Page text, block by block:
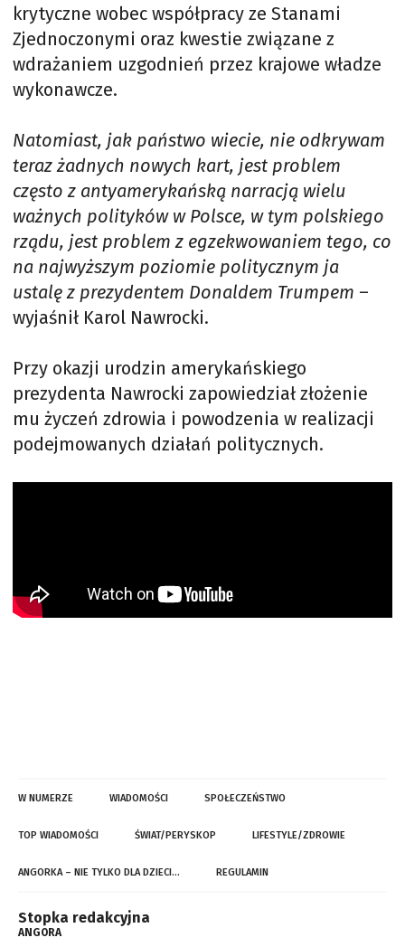
krytyczne wobec współpracy ze Stanami
Zjednoczonymi oraz kwestie związane z
wdrażaniem uzgodnień przez krajowe władze
wykonawcze.
Natomiast, jak państwo wiecie, nie odkrywam
teraz żadnych nowych kart, jest problem
często z antyamerykańską narracją wielu
ważnych polityków w Polsce, w tym polskiego
rządu, jest problem z egzekwowaniem tego, co
na najwyższym poziomie politycznym ja
ustalę z prezydentem Donaldem Trumpem –
wyjaśnił Karol Nawrocki.
Przy okazji urodzin amerykańskiego
prezydenta Nawrocki zapowiedział złożenie
mu życzeń zdrowia i powodzenia w realizacji
podejmowanych działań politycznych.
W NUMERZE WIADOMOŚCI SPOŁECZEŃSTWO
TOP WIADOMOŚCI ŚWIAT/PERYSKOP LIFESTYLE/ZDROWIE
ANGORKA – NIE TYLKO DLA DZIECI… REGULAMIN
Stopka redakcyjna
ANGORA